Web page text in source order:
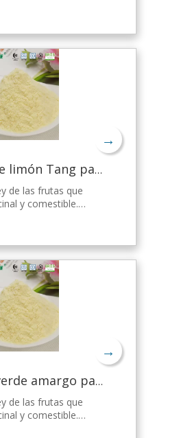
de secado
y aroma a
→
Polvo de fruta de limón Tang para gelatina
de las frutas que
y comestible.
de secado
y aroma a
→
Polvo de limón verde amargo para bajar de peso
de las frutas que
y comestible.